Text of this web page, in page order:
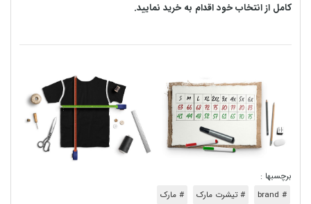
کامل از انتخاب خود اقدام به خرید نمایید.
برچسبها :
# brand
# تیشرت مارک # مارک